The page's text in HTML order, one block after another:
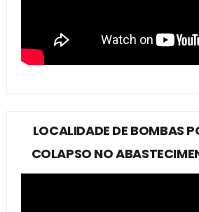
LOCALIDADE DE BOMBAS
COLAPSO NO